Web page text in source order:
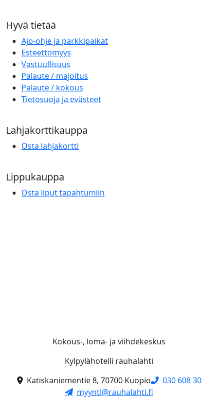
Hyvä tietää
Ajo-ohje ja parkkipaikat
Esteettömyys
Vastuullisuus
Palaute / majoitus
Palaute / kokous
Tietosuoja ja evästeet
Lahjakorttikauppa
Osta lahjakortti
Lippukauppa
Osta liput tapahtumiin
Kokous-, loma- ja viihdekeskus
Kylpylähotelli rauhalahti
Katiskaniementie 8, 70700 Kuopio
030 608 30
myynti@rauhalahti.fi